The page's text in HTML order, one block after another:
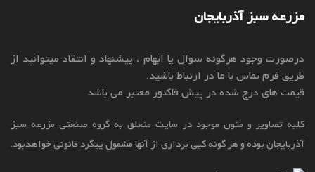
مزرعه سبز آذربایجان
درصورت وجود هرگونه سوال یا ابهام ، پیشنهاد و انتقاد میتوانید از
طریق فرم تماس با ما در ارتباط باشید.
قیمت های درج شده در پیش فاکتور معتبر می باشد
کلیه تصاویر و متون موجود در سایت متعلق به گروه صنعتی مزرعه سبز
آذربایجان بوده و هر گونه کپی برداری از آنها مشمول پیگرد قانونی خواهدبود.